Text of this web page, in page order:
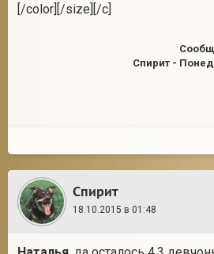
[/color][/size][/c]
Спирит -
Спирит
18.10.2015 в 01:48